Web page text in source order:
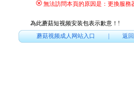
無法訪問本頁的原因是：更換服務
為此蘑菇短视频安装包表示歉意！ !
蘑菇视频成人网站入口|返